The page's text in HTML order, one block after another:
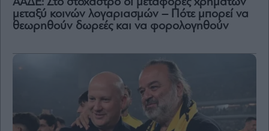
μεταξύ κοινών λογαριασμών – Πότε μπορεί να
θεωρηθούν δωρεές και να φορολογηθούν